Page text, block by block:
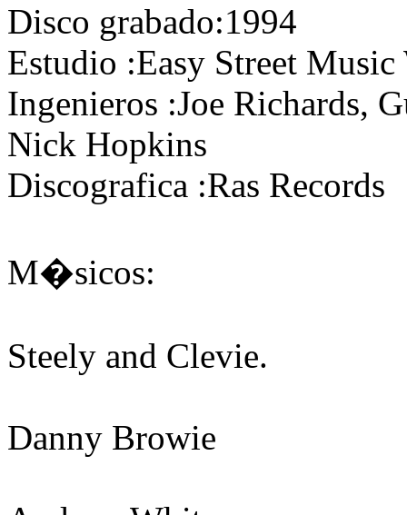
Disco grabado:1994
Estudio :Easy Street Music
Ingenieros :Joe Richards,
Nick Hopkins
Discografica :Ras Records
M�sicos:
Steely and Clevie.
Danny Browie